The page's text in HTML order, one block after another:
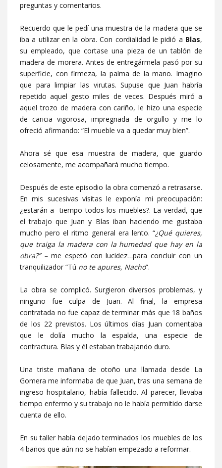
preguntas y comentarios.
Recuerdo que le pedí una muestra de la madera que se
iba a utilizar en la obra. Con cordialidad le pidió a Blas,
su empleado, que cortase una pieza de un tablón de
madera de morera. Antes de entregármela pasó por su
superficie, con firmeza, la palma de la mano. Imagino
que para limpiar las virutas. Supuse que Juan habría
repetido aquel gesto miles de veces. Después miró a
aquel trozo de madera con cariño, le hizo una especie
de caricia vigorosa, impregnada de orgullo y me lo
ofreció afirmando: “El mueble va a quedar muy bien”.
Ahora sé que esa muestra de madera, que guardo
celosamente, me acompañará mucho tiempo.
Después de este episodio la obra comenzó a retrasarse.
En mis sucesivas visitas le exponía mi preocupación:
¿estarán a tiempo todos los muebles?. La verdad, que
el trabajo que Juan y Blas iban haciendo me gustaba
mucho pero el ritmo general era lento. “¿Qué quieres,
que traiga la madera con la humedad que hay en la
obra?” – me espetó con lucidez…para concluir con un
tranquilizador “Tú no te apures, Nacho”.
La obra se complicó. Surgieron diversos problemas, y
ninguno fue culpa de Juan. Al final, la empresa
contratada no fue capaz de terminar más que 18 baños
de los 22 previstos. Los últimos días Juan comentaba
que le dolía mucho la espalda, una especie de
contractura. Blas y él estaban trabajando duro.
Una triste mañana de otoño una llamada desde La
Gomera me informaba de que Juan, tras una semana de
ingreso hospitalario, había fallecido. Al parecer, llevaba
tiempo enfermo y su trabajo no le había permitido darse
cuenta de ello.
En su taller había dejado terminados los muebles de los
4 baños que aún no se habían empezado a reformar.